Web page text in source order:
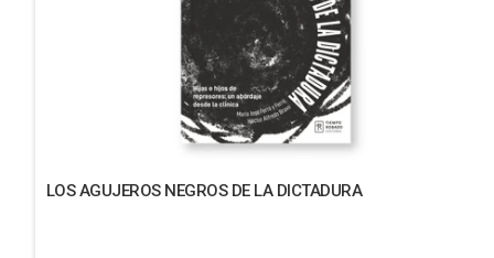
LOS AGUJEROS NEGROS DE LA DICTADURA